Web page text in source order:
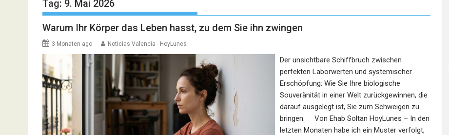
Tag: 9. Mai 2026
Warum Ihr Körper das Leben hasst, zu dem Sie ihn zwingen
3 Monaten ago Noticias Valencia - HoyLunes
Der unsichtbare Schiffbruch zwischen
perfekten Laborwerten und systemischer
Erschöpfung: Wie Sie Ihre biologische
Souveränität in einer Welt zurückgewinnen, die
darauf ausgelegt ist, Sie zum Schweigen zu
bringen. Von Ehab Soltan HoyLunes – In den
letzten Monaten habe ich ein Muster verfolgt,